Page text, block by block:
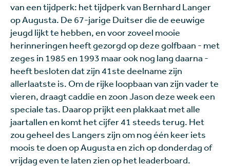
van een tijdperk: het tijdperk van Bernhard Langer
op Augusta. De 67-jarige Duitser die de eeuwige
jeugd lijkt te hebben, en voor zoveel mooie
herinneringen heeft gezorgd op deze golfbaan - met
zeges in 1985 en 1993 maar ook nog lang daarna -
heeft besloten dat zijn 41ste deelname zijn
allerlaatste is. Om de rijke loopbaan van zijn vader te
vieren, draagt caddie en zoon Jason deze week een
speciale tas. Daarop prijkt een plakkaat met alle
jaartallen en komt het cijfer 41 steeds terug. Het
zou geheel des Langers zijn om nog één keer iets
moois te doen op Augusta en zich op donderdag of
vrijdag even te laten zien op het leaderboard.